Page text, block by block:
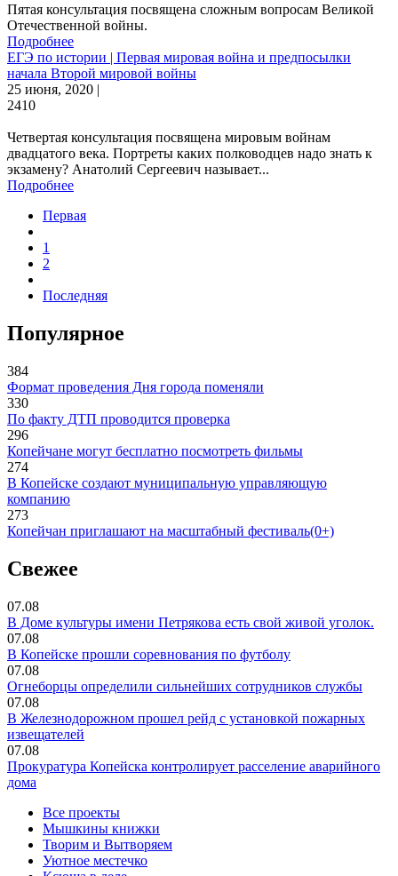
Пятая консультация посвящена сложным вопросам Великой
Отечественной войны.
Подробнее
ЕГЭ по истории | Первая мировая война и предпосылки
начала Второй мировой войны
25 июня, 2020 |
2410
Четвертая консультация посвящена мировым войнам
двадцатого века. Портреты каких полководцев надо знать к
экзамену? Анатолий Сергеевич называет...
Подробнее
Первая
1
2
Последняя
Популярное
384
Формат проведения Дня города поменяли
330
По факту ДТП проводится проверка
296
Копейчане могут бесплатно посмотреть фильмы
274
В Копейске создают муниципальную управляющую
компанию
273
Копейчан приглашают на масштабный фестиваль(0+)
Свежее
07.08
В Доме культуры имени Петрякова есть свой живой уголок.
07.08
В Копейске прошли соревнования по футболу
07.08
Огнеборцы определили сильнейших сотрудников службы
07.08
В Железнодорожном прошел рейд с установкой пожарных
извещателей
07.08
Прокуратура Копейска контролирует расселение аварийного
дома
Все проекты
Мышкины книжки
Творим и Вытворяем
Уютное местечко